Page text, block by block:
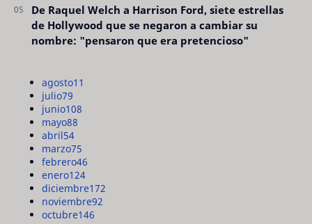
De Raquel Welch a Harrison Ford, siete estrellas
de Hollywood que se negaron a cambiar su
nombre: "pensaron que era pretencioso"
agosto11
julio79
junio108
mayo88
abril54
marzo75
febrero46
enero124
diciembre172
noviembre92
octubre146